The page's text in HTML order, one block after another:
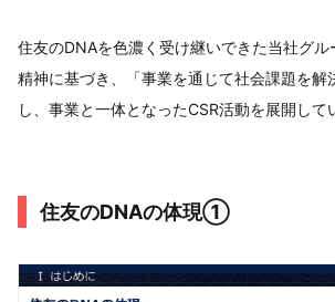
住友のDNAを色濃く受け継いできた当社グ
精神に基づき、「事業を通じて社会課題を解
し、事業と一体となったCSR活動を展開して
住友のDNAの体現①